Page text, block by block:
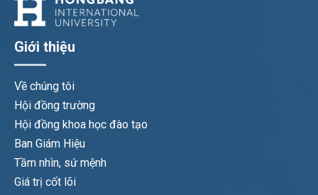
Giới thiệu
Về chúng tôi
Hội đồng trường
Hội đồng khoa học đào tạo
Ban Giám Hiệu
Tầm nhìn, sứ mệnh
Giá trị cốt lõi